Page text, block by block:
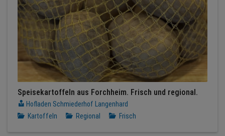
Speisekartoffeln aus Forchheim. Frisch und regional.
Hofladen Schmiederhof Langenhard
Kartoffeln
Regional Frisch